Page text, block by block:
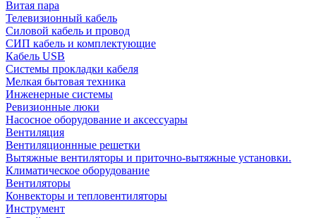
Витая пара
Телевизионный кабель
Силовой кабель и провод
СИП кабель и комплектующие
Кабель USB
Системы прокладки кабеля
Мелкая бытовая техника
Инженерные системы
Ревизионные люки
Насосное оборудование и аксессуары
Вентиляция
Вентиляционнные решетки
Вытяжные вентиляторы и приточно-вытяжные установки.
Климатическое оборудование
Вентиляторы
Конвекторы и тепловентиляторы
Инструмент